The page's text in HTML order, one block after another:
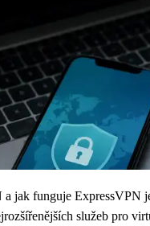
a jak funguje ExpressVPN
služeb pro